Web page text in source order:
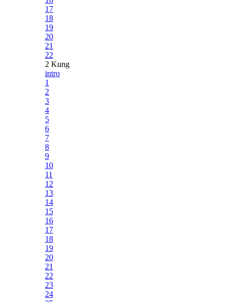
17
18
19
20
21
22
2 Kung
intro
1
2
3
4
5
6
7
8
9
10
11
12
13
14
15
16
17
18
19
20
21
22
23
24